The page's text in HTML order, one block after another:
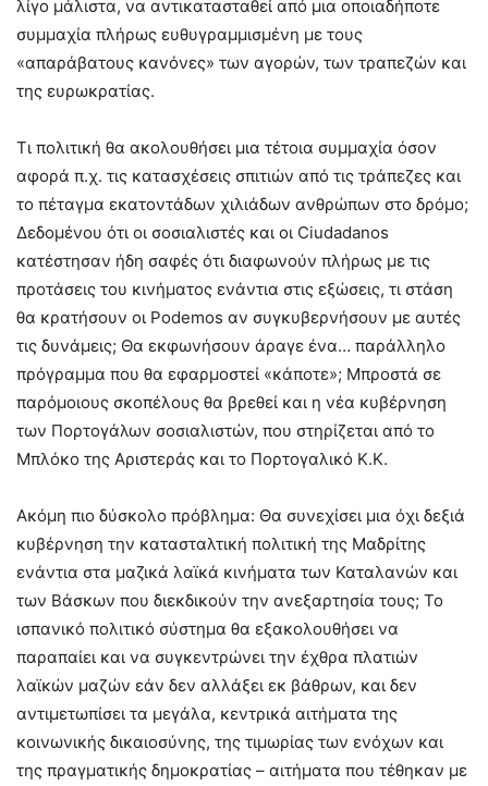
λίγο μάλιστα, να αντικατασταθεί από μια οποιαδήποτε
συμμαχία πλήρως ευθυγραμμισμένη με τους
«απαράβατους κανόνες» των αγορών, των τραπεζών και
της ευρωκρατίας.
Τι πολιτική θα ακολουθήσει μια τέτοια συμμαχία όσον
αφορά π.χ. τις κατασχέσεις σπιτιών από τις τράπεζες και
το πέταγμα εκατοντάδων χιλιάδων ανθρώπων στο δρόμο;
Δεδομένου ότι οι σοσιαλιστές και οι Ciudadanos
κατέστησαν ήδη σαφές ότι διαφωνούν πλήρως με τις
προτάσεις του κινήματος ενάντια στις εξώσεις, τι στάση
θα κρατήσουν οι Podemos αν συγκυβερνήσουν με αυτές
τις δυνάμεις; Θα εκφωνήσουν άραγε ένα… παράλληλο
πρόγραμμα που θα εφαρμοστεί «κάποτε»; Μπροστά σε
παρόμοιους σκοπέλους θα βρεθεί και η νέα κυβέρνηση
των Πορτογάλων σοσιαλιστών, που στηρίζεται από το
Μπλόκο της Αριστεράς και το Πορτογαλικό Κ.Κ.
Ακόμη πιο δύσκολο πρόβλημα: Θα συνεχίσει μια όχι δεξιά
κυβέρνηση την κατασταλτική πολιτική της Μαδρίτης
ενάντια στα μαζικά λαϊκά κινήματα των Καταλανών και
των Βάσκων που διεκδικούν την ανεξαρτησία τους; Το
ισπανικό πολιτικό σύστημα θα εξακολουθήσει να
παραπαίει και να συγκεντρώνει την έχθρα πλατιών
λαϊκών μαζών εάν δεν αλλάξει εκ βάθρων, και δεν
αντιμετωπίσει τα μεγάλα, κεντρικά αιτήματα της
κοινωνικής δικαιοσύνης, της τιμωρίας των ενόχων και
της πραγματικής δημοκρατίας – αιτήματα που τέθηκαν με